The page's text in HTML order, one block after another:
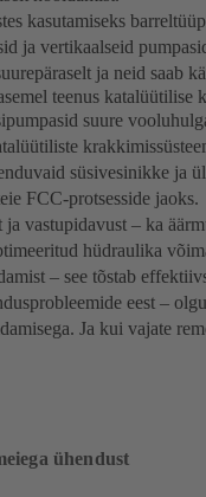
kasutamiseks
ja vertikaalseid
ja neid saab
teenus katalüütilise
suure
süsivesinikke ja
FCC-protsesside jaoks.
vastupidavust – ka
hüdraulika
– see tõstab
eest –
Ja kui vajate
ühendust